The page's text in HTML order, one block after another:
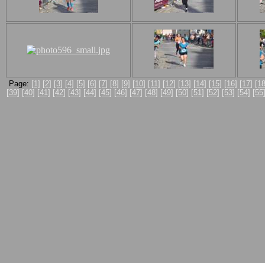
Page: [1] [2] [3] [4] [5] [6] [7] [8] [9] [10] [11] [12] [13] [14] [15] [16] [17]
[39] [40] [41] [42] [43] [44] [45] [46] [47] [48] [49] [50] [51] [52] [53] [54] [55]